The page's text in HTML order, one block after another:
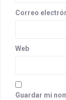
Correo
Web
Guardar mi